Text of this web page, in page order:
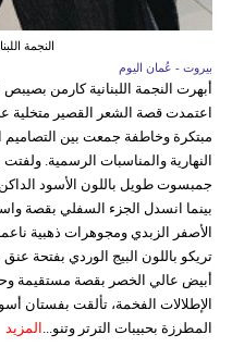
النجمة
بيروت - عُمان اليوم
أبهرت النجمة اللبنانية كارمن
اعتمدت قصة الشعر القصير متخلية
مبتكرة وخاطفة جمعت بين التصاميم
النهارية والمناسبات الرسمية.
جمبسوت طويل باللون الأسود
بينما انسدل الجزء السفلي بقصة
الأصفر الزبدي ومجوهرات ذهبية
تريكو باللون البيج الوردي بفتحة
أبيض عالي الخصر بقصة مستقيمة
الإطلالات الفخمة، تألقت بفستان
المطرزة بحبيبات الترتر وتنو... المزيد